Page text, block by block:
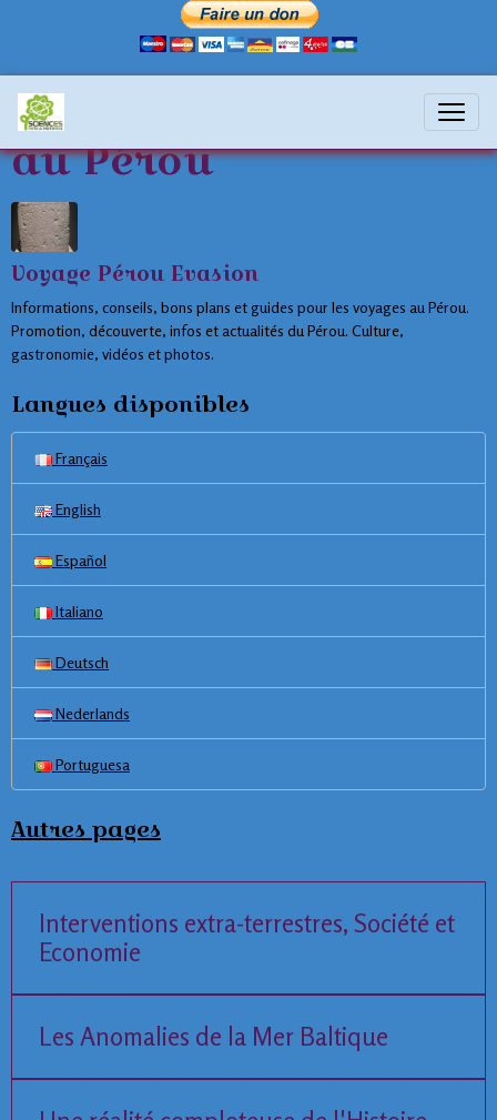
préparer son voyage
au Pérou
Voyage Pérou Evasion
Informations, conseils, bons plans et guides pour les voyages au Pérou.
Promotion, découverte, infos et actualités du Pérou. Culture,
gastronomie, vidéos et photos.
Langues disponibles
Français
English
Español
Italiano
Deutsch
Nederlands
Portuguesa
Autres pages
Interventions extra-terrestres, Société et
Economie
Les Anomalies de la Mer Baltique